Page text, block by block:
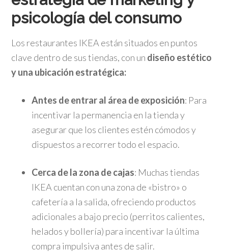
psicología del consumo
Los restaurantes IKEA están situados en puntos
clave dentro de sus tiendas, con un diseño estético
y una ubicación estratégica:
Antes de entrar al área de exposición: Para
incentivar la permanencia en la tienda y
asegurar que los clientes estén cómodos y
dispuestos a recorrer todo el espacio.
Cerca de la zona de cajas: Muchas tiendas
IKEA cuentan con una zona de «bistro» o
cafetería a la salida, ofreciendo productos
adicionales a bajo precio (perritos calientes,
helados y bollería) para incentivar la última
compra impulsiva antes de salir.